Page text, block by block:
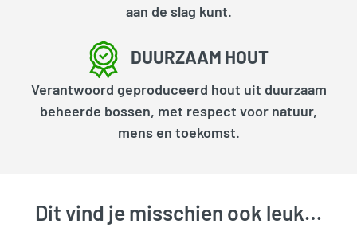
aan de slag kunt.
DUURZAAM HOUT
Verantwoord geproduceerd hout uit duurzaam
beheerde bossen, met respect voor natuur,
mens en toekomst.
Dit vind je misschien ook leuk…